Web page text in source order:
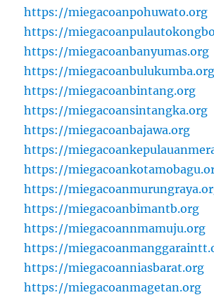
https://miegacoanpohuwato.org
https://
https://miegacoanbanyumas.org
https://miegacoanbulukumba.org
https://miegacoanbintang.org
https://miegacoansintangka.org
https://miegacoanbajawa.org
https://
https://
https://
https://miegacoanbimantb.org
https://miegacoannmamuju.org
https://
https://miegacoanniasbarat.org
https://miegacoanmagetan.org